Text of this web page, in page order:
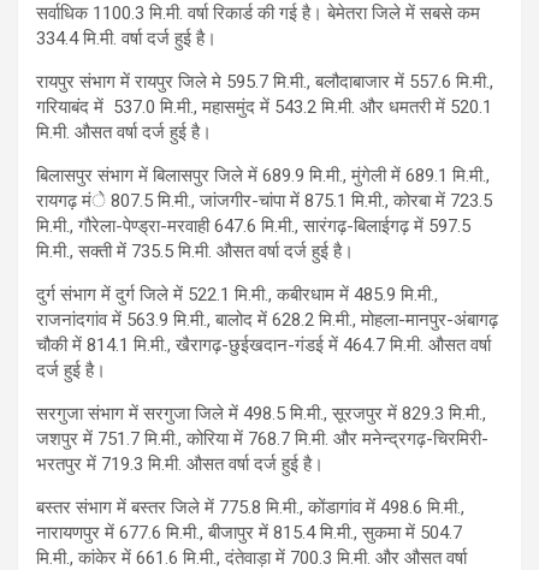
सर्वाधिक 1100.3 मि.मी. वर्षा रिकार्ड की गई है। बेमेतरा जिले में सबसे कम
334.4 मि.मी. वर्षा दर्ज हुई है।
रायपुर संभाग में रायपुर जिले मे 595.7 मि.मी., बलौदाबाजार में 557.6 मि.मी.,
गरियाबंद में 537.0 मि.मी., महासमुंद में 543.2 मि.मी. और धमतरी में 520.1
मि.मी. औसत वर्षा दर्ज हुई है।
बिलासपुर संभाग में बिलासपुर जिले में 689.9 मि.मी., मुंगेली में 689.1 मि.मी.,
रायगढ़ मंे 807.5 मि.मी., जांजगीर-चांपा में 875.1 मि.मी., कोरबा में 723.5
मि.मी., गौरेला-पेण्ड्रा-मरवाही 647.6 मि.मी., सारंगढ़-बिलाईगढ़ में 597.5
मि.मी., सक्ती में 735.5 मि.मी. औसत वर्षा दर्ज हुई है।
दुर्ग संभाग में दुर्ग जिले में 522.1 मि.मी., कबीरधाम में 485.9 मि.मी.,
राजनांदगांव में 563.9 मि.मी., बालोद में 628.2 मि.मी., मोहला-मानपुर-अंबागढ़
चौकी में 814.1 मि.मी., खैरागढ़-छुईखदान-गंडई में 464.7 मि.मी. औसत वर्षा
दर्ज हुई है।
सरगुजा संभाग में सरगुजा जिले में 498.5 मि.मी., सूरजपुर में 829.3 मि.मी.,
जशपुर में 751.7 मि.मी., कोरिया में 768.7 मि.मी. और मनेन्द्रगढ़-चिरमिरी-
भरतपुर में 719.3 मि.मी. औसत वर्षा दर्ज हुई है।
बस्तर संभाग में बस्तर जिले में 775.8 मि.मी., कोंडागांव में 498.6 मि.मी.,
नारायणपुर में 677.6 मि.मी., बीजापुर में 815.4 मि.मी., सुकमा में 504.7
मि.मी., कांकेर में 661.6 मि.मी., दंतेवाड़ा में 700.3 मि.मी. और औसत वर्षा